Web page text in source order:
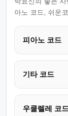
아노 코드, 쉬운
피아노 코드
기타 코드
우쿨렐레 코